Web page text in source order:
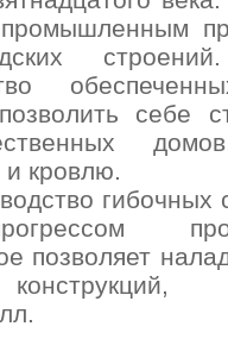
себе
кровлю.
гибочных
позволяет